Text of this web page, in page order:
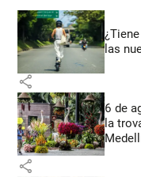
las
share
6 de
la
share